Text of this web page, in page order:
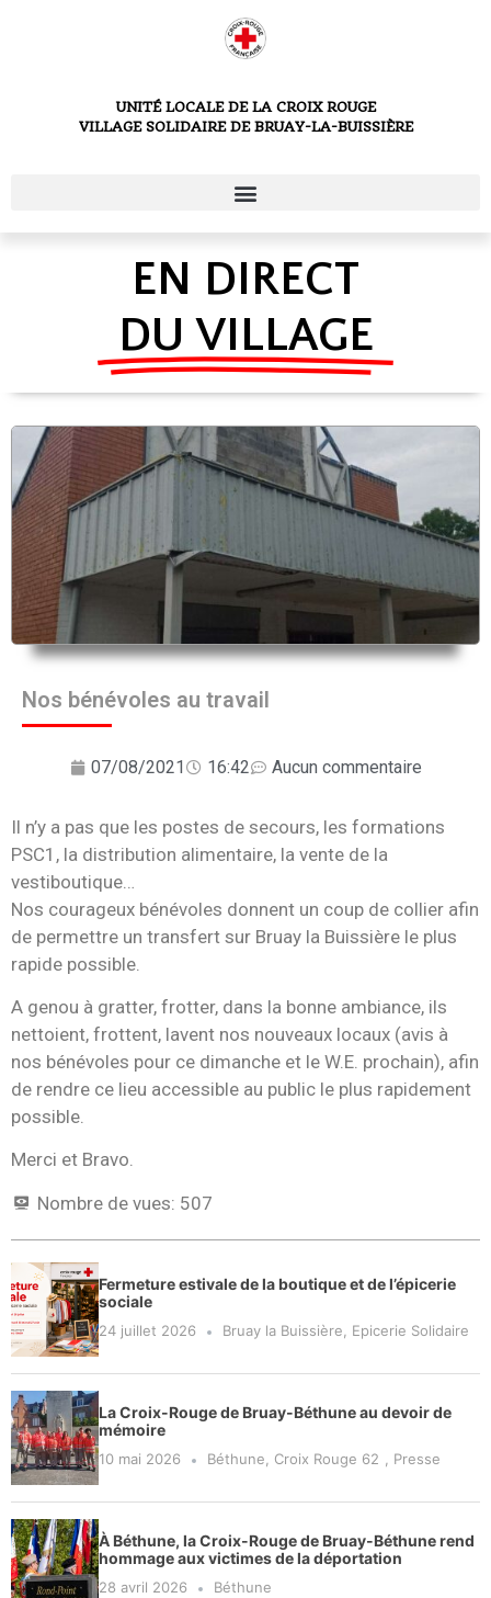
UNITÉ LOCALE DE LA CROIX ROUGE
VILLAGE SOLIDAIRE DE BRUAY-LA-BUISSIÈRE
EN DIRECT
DU VILLAGE
Nos bénévoles au travail
07/08/2021 16:42 Aucun commentaire
Il n’y a pas que les postes de secours, les formations
PSC1, la distribution alimentaire, la vente de la
vestiboutique…
Nos courageux bénévoles donnent un coup de collier afin
de permettre un transfert sur Bruay la Buissière le plus
rapide possible.
A genou à gratter, frotter, dans la bonne ambiance, ils
nettoient, frottent, lavent nos nouveaux locaux (avis à
nos bénévoles pour ce dimanche et le W.E. prochain), afin
de rendre ce lieu accessible au public le plus rapidement
possible.
Merci et Bravo.
Nombre de vues: 507
Fermeture estivale de la boutique et de l’épicerie
sociale
24 juillet 2026 Bruay la Buissière, Epicerie Solidaire
La Croix-Rouge de Bruay-Béthune au devoir de
mémoire
10 mai 2026 Béthune, Croix Rouge 62 , Presse
À Béthune, la Croix-Rouge de Bruay-Béthune rend
hommage aux victimes de la déportation
28 avril 2026 Béthune